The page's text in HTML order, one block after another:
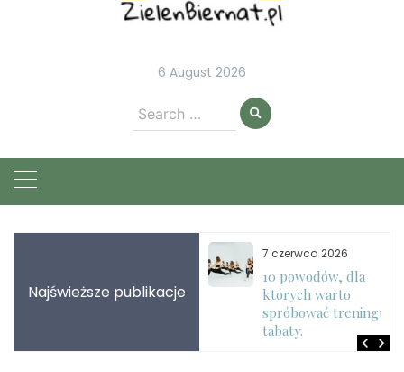
6 August 2026
Search
for:
Najświeższe publikacje
obciążeniem własnego
7 czerwca 2026
10 powodów, dla
których warto
spróbować treningu
tabaty.